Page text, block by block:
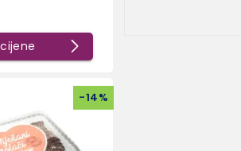
-14%